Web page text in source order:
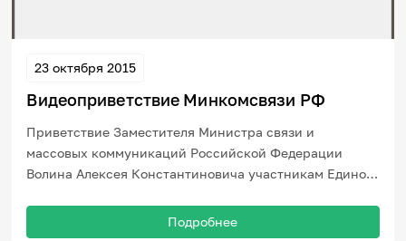
23 октября 2015
Видеоприветствие Минкомсвязи РФ
Приветствие Заместителя Министра связи и
массовых коммуникаций Российской Федерации
Волина Алексея Константиновича участникам Единого
Подробнее